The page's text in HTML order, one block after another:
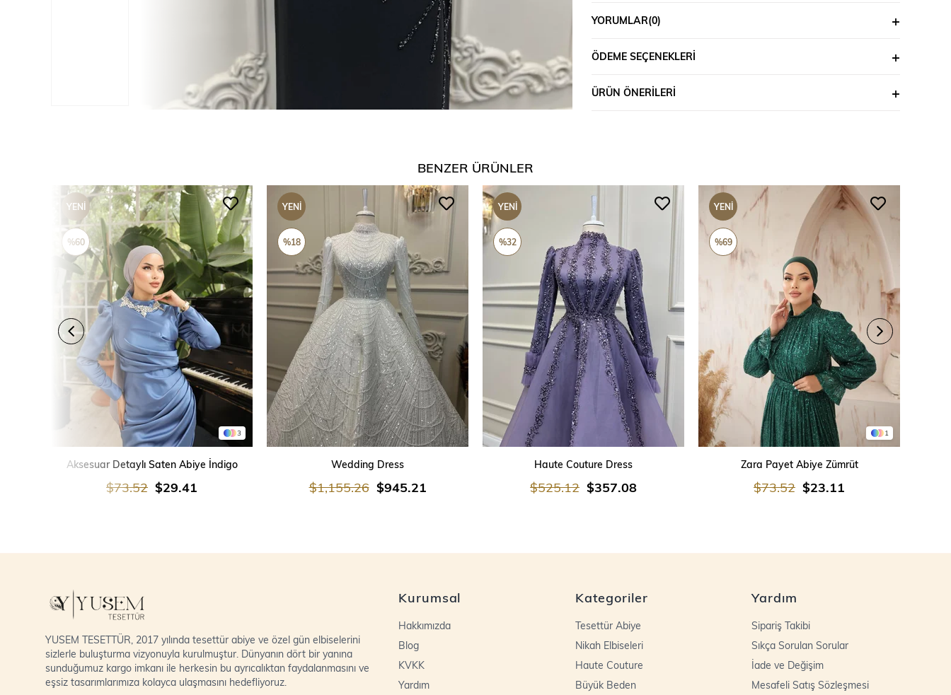
YORUMLAR(0)
ÖDEME SEÇENEKLERI
ÜRÜN ÖNERILERI
BENZER ÜRÜNLER
3
SEPETE EKLE
Aksesuar Detaylı Saten Abiye İndigo
$29.41
$73.52
YENI
ÜRÜN
%60
SEPETE EKLE
Wedding Dress
$945.21
$1,155.26
YENI
ÜRÜN
%18
SEPETE EKLE
Haute Couture Dress
$357.08
$525.12
YENI
ÜRÜN
%32
1
SEPETE EKLE
Zara Payet Abiye Zümrüt
$23.11
$73.52
YENI
ÜRÜN
%69
YUSEM TESETTÜR, 2017 yılında tesettür abiye ve özel gün elbiselerini
sizlerle buluşturma vizyonuyla kurulmuştur. Dünyanın dört bir yanına
sunduğumuz kargo imkanı ile herkesin bu ayrıcalıktan faydalanmasını ve
eşsiz tasarımlarımıza kolayca ulaşmasını hedefliyoruz.
Kurumsal
Hakkımızda
Blog
KVKK
Yardım
Kategoriler
Tesettür Abiye
Nikah Elbiseleri
Haute Couture
Büyük Beden
Yardım
Sipariş Takibi
Sıkça Sorulan Sorular
İade ve Değişim
Mesafeli Satış Sözleşmesi